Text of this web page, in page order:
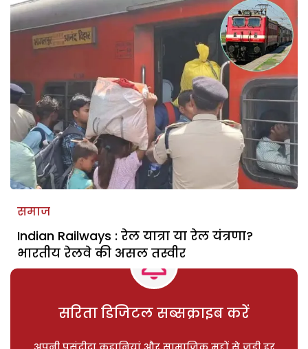
समाज
Indian Railways : रेल यात्रा या रेल यंत्रणा?
भारतीय रेलवे की असल तस्वीर
सरिता डिजिटल सब्सक्राइब करें